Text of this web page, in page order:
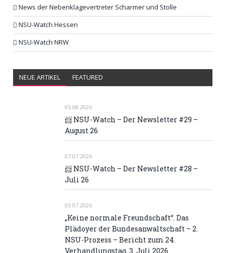
News der Nebenklagevertreter Scharmer und Stolle
NSU-Watch Hessen
NSU-Watch NRW
NEUE ARTIKEL FEATURED
05.08.2026
📨 NSU-Watch – Der Newsletter #29 –
August 26
07.07.2026
📨 NSU-Watch – Der Newsletter #28 –
Juli 26
03.07.2026
„Keine normale Freundschaft“. Das
Plädoyer der Bundesanwaltschaft – 2.
NSU-Prozess – Bericht zum 24.
Verhandlungstag, 3. Juli 2026